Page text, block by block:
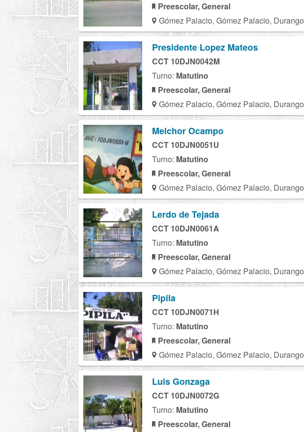
Preescolar, General
Gómez Palacio, Gómez Palacio, Durango
Presidente Lopez Mateos
CCT 10DJN0042M
Turno: Matutino
Preescolar, General
Gómez Palacio, Gómez Palacio, Durango
Melchor Ocampo
CCT 10DJN0051U
Turno: Matutino
Preescolar, General
Gómez Palacio, Gómez Palacio, Durango
Lerdo de Tejada
CCT 10DJN0061A
Turno: Matutino
Preescolar, General
Gómez Palacio, Gómez Palacio, Durango
Pipila
CCT 10DJN0071H
Turno: Matutino
Preescolar, General
Gómez Palacio, Gómez Palacio, Durango
Luis Gonzaga
CCT 10DJN0072G
Turno: Matutino
Preescolar, General